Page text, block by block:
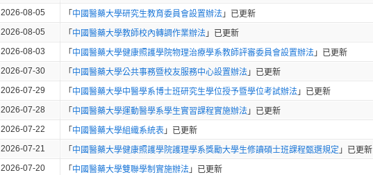
2026-08-05
「 中國醫藥大學研究生教育委員會設置辦法」已更新
2026-08-05
「 中國醫藥大學教師校內轉調作業辦法」已更新
2026-08-03
「 中國醫藥大學健康照護學院物理治療學系教師評審委員會設置辦法」已更新
2026-07-30
「 中國醫藥大學公共事務暨校友服務中心設置辦法」已更新
2026-07-29
「 中國醫藥大學中醫學系博士班研究生學位授予暨學位考試辦法」已更新
2026-07-28
「 中國醫藥大學運動醫學系學生實習課程實施辦法」已更新
2026-07-22
「 中國醫藥大學組織系統表」已更新
2026-07-21
「 中國醫藥大學健康照護學院護理學系獎勵大學生修讀碩士班課程甄選規定 」已更新
2026-07-20
「 中國醫藥大學雙聯學制實施辦法」已更新